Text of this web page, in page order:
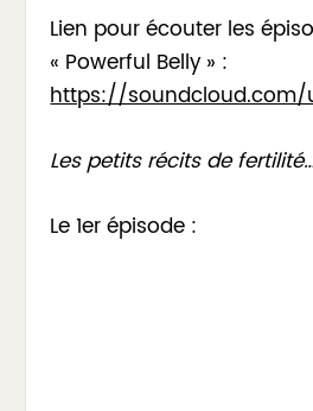
Lien pour écouter les
« Powerful Belly » :
https://soundcloud.com/
Les petits récits de
Le 1er épisode :